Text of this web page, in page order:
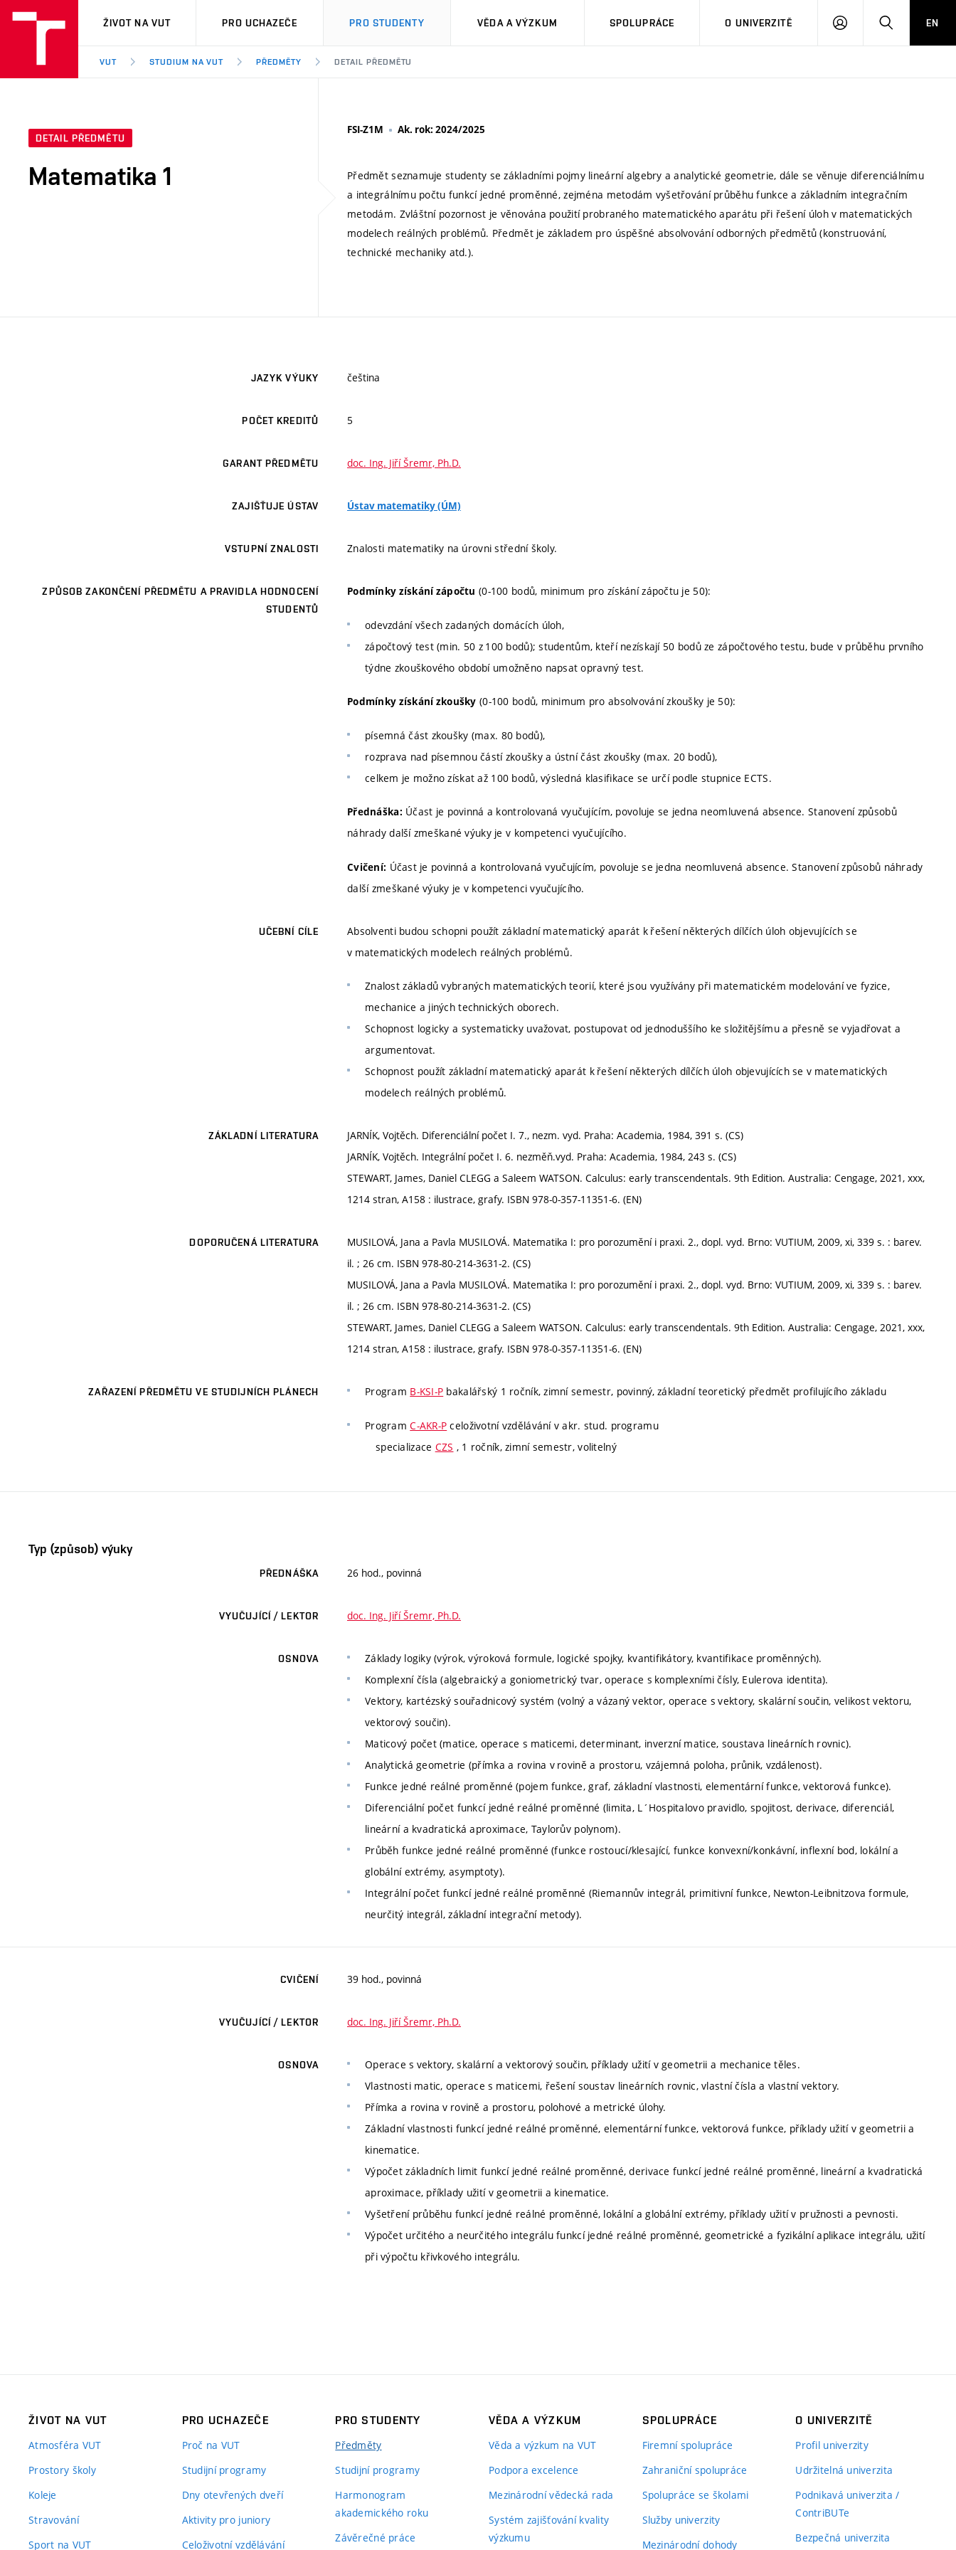
VUT
ŽIVOT NA VUT PRO UCHAZEČE PRO STUDENTY VĚDA A VÝZKUM SPOLUPRÁCE O UNIVERZITĚ
PŘIHLÁSIT HLEDATEN
VUT STUDIUM NA VUT PŘEDMĚTY DETAIL PŘEDMĚTU
DETAIL PŘEDMĚTU
Matematika 1
FSI-Z1M Ak. rok: 2024/2025
Předmět seznamuje studenty se základními pojmy lineární algebry a analytické geometrie, dále se věnuje diferenciálnímu
a integrálnímu počtu funkcí jedné proměnné, zejména metodám vyšetřování průběhu funkce a základním integračním
metodám. Zvláštní pozornost je věnována použití probraného matematického aparátu při řešení úloh v matematických
modelech reálných problémů. Předmět je základem pro úspěšné absolvování odborných předmětů (konstruování,
technické mechaniky atd.).
JAZYK VÝUKY čeština
POČET KREDITŮ 5
GARANT PŘEDMĚTU doc. Ing. Jiří Šremr, Ph.D.
ZAJIŠŤUJE ÚSTAV Ústav matematiky (ÚM)
VSTUPNÍ ZNALOSTI Znalosti matematiky na úrovni střední školy.
ZPŮSOB ZAKONČENÍ PŘEDMĚTU A PRAVIDLA HODNOCENÍ
STUDENTŮ
Podmínky získání zápočtu (0-100 bodů, minimum pro získání zápočtu je 50):
odevzdání všech zadaných domácích úloh,
zápočtový test (min. 50 z 100 bodů); studentům, kteří nezískají 50 bodů ze zápočtového testu, bude v průběhu prvního
týdne zkouškového období umožněno napsat opravný test.
Podmínky získání zkoušky (0-100 bodů, minimum pro absolvování zkoušky je 50):
písemná část zkoušky (max. 80 bodů),
rozprava nad písemnou částí zkoušky a ústní část zkoušky (max. 20 bodů),
celkem je možno získat až 100 bodů, výsledná klasifikace se určí podle stupnice ECTS.
Přednáška: Účast je povinná a kontrolovaná vyučujícím, povoluje se jedna neomluvená absence. Stanovení způsobů
náhrady další zmeškané výuky je v kompetenci vyučujícího.
Cvičení: Účast je povinná a kontrolovaná vyučujícím, povoluje se jedna neomluvená absence. Stanovení způsobů náhrady
další zmeškané výuky je v kompetenci vyučujícího.
UČEBNÍ CÍLE
Absolventi budou schopni použít základní matematický aparát k řešení některých dílčích úloh objevujících se
v matematických modelech reálných problémů.
Znalost základů vybraných matematických teorií, které jsou využívány při matematickém modelování ve fyzice,
mechanice a jiných technických oborech.
Schopnost logicky a systematicky uvažovat, postupovat od jednoduššího ke složitějšímu a přesně se vyjadřovat a
argumentovat.
Schopnost použít základní matematický aparát k řešení některých dílčích úloh objevujících se v matematických
modelech reálných problémů.
ZÁKLADNÍ LITERATURA
JARNÍK, Vojtěch. Diferenciální počet I. 7., nezm. vyd. Praha: Academia, 1984, 391 s. (CS)
JARNÍK, Vojtěch. Integrální počet I. 6. nezměň.vyd. Praha: Academia, 1984, 243 s. (CS)
STEWART, James, Daniel CLEGG a Saleem WATSON. Calculus: early transcendentals. 9th Edition. Australia: Cengage, 2021, xxx,
1214 stran, A158 : ilustrace, grafy. ISBN 978-0-357-11351-6. (EN)
DOPORUČENÁ LITERATURA
MUSILOVÁ, Jana a Pavla MUSILOVÁ. Matematika I: pro porozumění i praxi. 2., dopl. vyd. Brno: VUTIUM, 2009, xi, 339 s. : barev.
il. ; 26 cm. ISBN 978-80-214-3631-2. (CS)
MUSILOVÁ, Jana a Pavla MUSILOVÁ. Matematika I: pro porozumění i praxi. 2., dopl. vyd. Brno: VUTIUM, 2009, xi, 339 s. : barev.
il. ; 26 cm. ISBN 978-80-214-3631-2. (CS)
STEWART, James, Daniel CLEGG a Saleem WATSON. Calculus: early transcendentals. 9th Edition. Australia: Cengage, 2021, xxx,
1214 stran, A158 : ilustrace, grafy. ISBN 978-0-357-11351-6. (EN)
ZAŘAZENÍ PŘEDMĚTU VE STUDIJNÍCH PLÁNECH Program B-KSI-P bakalářský 1 ročník, zimní semestr, povinný, základní teoretický předmět profilujícího základu
ProgramC-AKR-P celoživotní vzdělávání v akr. stud. programu
specializace CZS , 1 ročník, zimní semestr, volitelný
Typ (způsob) výuky
PŘEDNÁŠKA 26 hod., povinná
VYUČUJÍCÍ / LEKTOR doc. Ing. Jiří Šremr, Ph.D.
OSNOVA
Základy logiky (výrok, výroková formule, logické spojky, kvantifikátory, kvantifikace proměnných).
Komplexní čísla (algebraický a goniometrický tvar, operace s komplexními čísly, Eulerova identita).
Vektory, kartézský souřadnicový systém (volný a vázaný vektor, operace s vektory, skalární součin, velikost vektoru,
vektorový součin).
Maticový počet (matice, operace s maticemi, determinant, inverzní matice, soustava lineárních rovnic).
Analytická geometrie (přímka a rovina v rovině a prostoru, vzájemná poloha, průnik, vzdálenost).
Funkce jedné reálné proměnné (pojem funkce, graf, základní vlastnosti, elementární funkce, vektorová funkce).
Diferenciální počet funkcí jedné reálné proměnné (limita, L´Hospitalovo pravidlo, spojitost, derivace, diferenciál,
lineární a kvadratická aproximace, Taylorův polynom).
Průběh funkce jedné reálné proměnné (funkce rostoucí/klesající, funkce konvexní/konkávní, inflexní bod, lokální a
globální extrémy, asymptoty).
Integrální počet funkcí jedné reálné proměnné (Riemannův integrál, primitivní funkce, Newton-Leibnitzova formule,
neurčitý integrál, základní integrační metody).
CVIČENÍ 39 hod., povinná
VYUČUJÍCÍ / LEKTOR doc. Ing. Jiří Šremr, Ph.D.
OSNOVA
Operace s vektory, skalární a vektorový součin, příklady užití v geometrii a mechanice těles.
Vlastnosti matic, operace s maticemi, řešení soustav lineárních rovnic, vlastní čísla a vlastní vektory.
Přímka a rovina v rovině a prostoru, polohové a metrické úlohy.
Základní vlastnosti funkcí jedné reálné proměnné, elementární funkce, vektorová funkce, příklady užití v geometrii a
kinematice.
Výpočet základních limit funkcí jedné reálné proměnné, derivace funkcí jedné reálné proměnné, lineární a kvadratická
aproximace, příklady užití v geometrii a kinematice.
Vyšetření průběhu funkcí jedné reálné proměnné, lokální a globální extrémy, příklady užití v pružnosti a pevnosti.
Výpočet určitého a neurčitého integrálu funkcí jedné reálné proměnné, geometrické a fyzikální aplikace integrálu, užití
při výpočtu křivkového integrálu.
ŽIVOT NA VUT
Atmosféra VUT
Prostory školy
Koleje
Stravování
Sport na VUT
PRO UCHAZEČE
Proč na VUT
Studijní programy
Dny otevřených dveří
Aktivity pro juniory
Celoživotní vzdělávání
PRO STUDENTY
Předměty
Studijní programy
Harmonogram
akademického roku
Závěrečné práce
VĚDA A VÝZKUM
Věda a výzkum na VUT
Podpora excelence
Mezinárodní vědecká rada
Systém zajišťování kvality
výzkumu
SPOLUPRÁCE
Firemní spolupráce
Zahraniční spolupráce
Spolupráce se školami
Služby univerzity
Mezinárodní dohody
O UNIVERZITĚ
Profil univerzity
Udržitelná univerzita
Podnikavá univerzita /
ContriBUTe
Bezpečná univerzita